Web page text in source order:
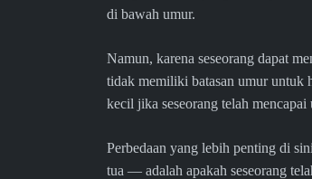
di bawah umur.
Namun, karena seseorang dapat
tidak memiliki batasan umur untuk
kecil jika seseorang telah
Perbedaan yang lebih penting di
tua — adalah apakah seseorang